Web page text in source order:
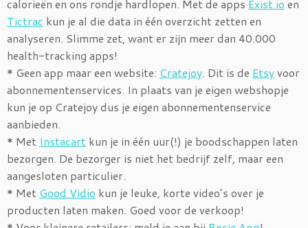
calorieën en ons rondje hardlopen. Met de apps Exist.io en
Tictrac kun je al die data in één overzicht zetten en
analyseren. Slimme zet, want er zijn meer dan 40.000
health-tracking apps!
* Geen app maar een website: Cratejoy. Dit is de Etsyvoor
abonnementenservices. In plaats van je eigen webshopje
kun je op Cratejoy dus je eigen abonnementenservice
aanbieden.
* Met Instacart kun je in één uur(!) je boodschappen laten
bezorgen. De bezorger is niet het bedrijf zelf, maar een
aangesloten particulier.
* Met Good Vidio kun je leuke, korte video’s over je
producten laten maken. Goed voor de verkoop!